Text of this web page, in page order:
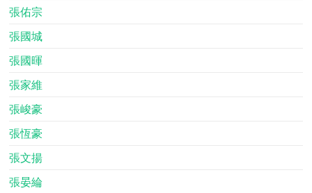
張佑宗
張國城
張國暉
張家維
張峻豪
張恆豪
張文揚
張晏綸